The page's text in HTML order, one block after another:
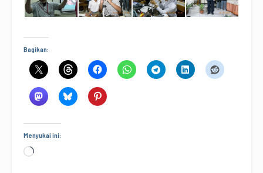
Bagikan:
Menyukai ini:
Memuat...